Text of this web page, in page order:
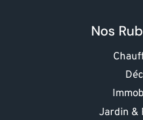
Nos
Jardin &